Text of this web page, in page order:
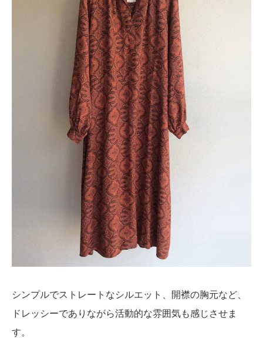
シンプルでストレートなシルエット、開襟の胸元など、
ドレッシーでありながら活動的な雰囲気も感じさせま
す。